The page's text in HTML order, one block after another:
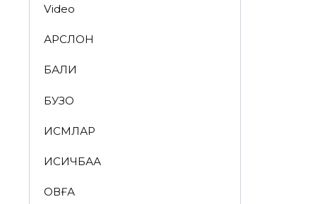
Video
АРСЛОН
БАЛИҚ
БУЗОҚ
ИСМЛАР
ҚИСҚИЧБАҚА
ҚОВҒА